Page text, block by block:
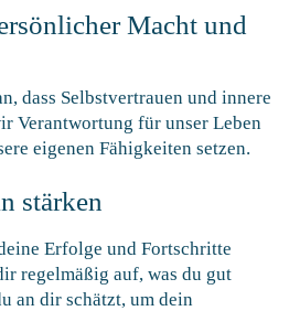
Macht und
dass Selbstvertrauen und innere
Verantwortung für unser Leben
eigenen Fähigkeiten setzen.
stärken
Erfolge und Fortschritte
regelmäßig auf, was du gut
an dir schätzt, um dein